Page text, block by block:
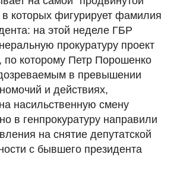
в которых фигурирует фамилия
на этой неделе ГБР
прокуратуру проект
по которому Петр Порошенко
в превышении
и действиях,
насильственную смену
в генпрокуратуру направили
на снятие депутатской
с бывшего президента